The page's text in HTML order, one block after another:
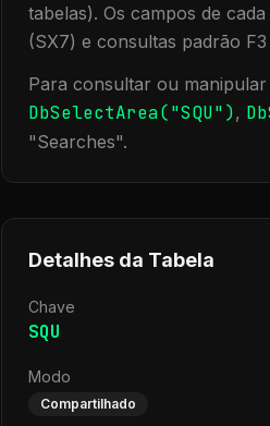
tabelas). Os campos de
(SX7) e consultas padrão F3
Para consultar ou
DbSelectArea("SQU"),
"Searches".
Detalhes da Tabela
Chave
SQU
Modo
Compartilhado